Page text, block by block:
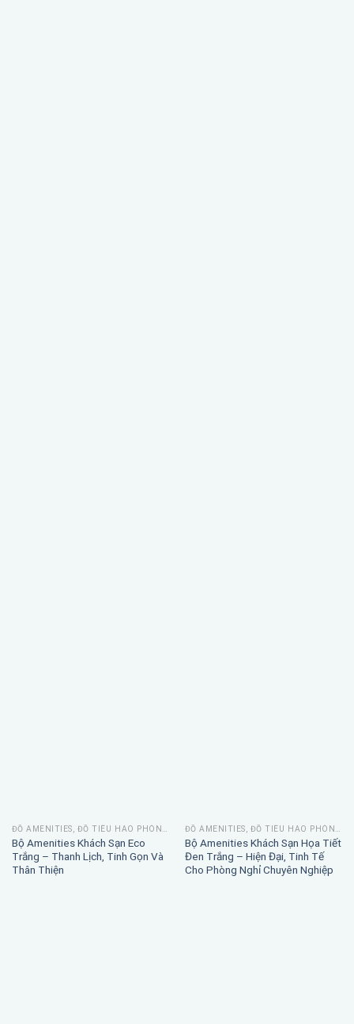
ĐỒ AMENITIES, ĐỒ TIÊU HAO PHÒNG TẮM
Bộ Amenities Khách Sạn Eco
Trắng – Thanh Lịch, Tinh Gọn Và
Thân Thiện
ĐỒ AMENITIES, ĐỒ TIÊU HAO PHÒNG TẮM
Bộ Amenities Khách Sạn Họa Tiết
Đen Trắng – Hiện Đại, Tinh Tế
Cho Phòng Nghỉ Chuyên Nghiệp